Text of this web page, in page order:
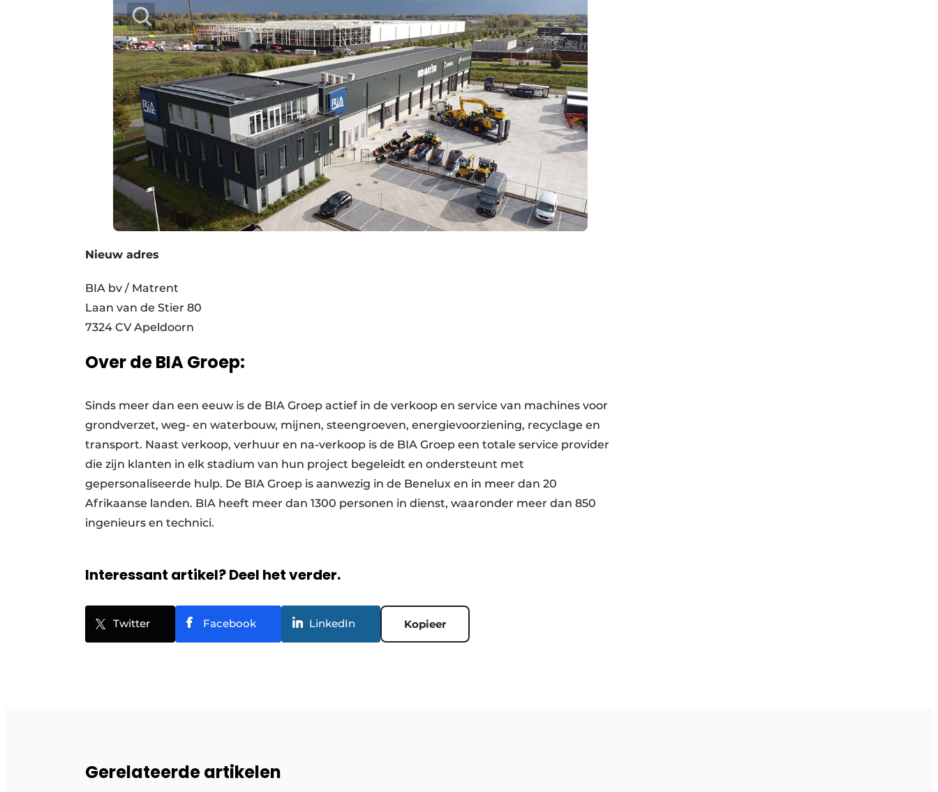
Nieuw adres
BIA bv / Matrent
Laan van de Stier 80
7324 CV Apeldoorn
Over de BIA Groep:
Sinds meer dan een eeuw is de BIA Groep actief in de verkoop en service van machines voor
grondverzet, weg- en waterbouw, mijnen, steengroeven, energievoorziening, recyclage en
transport. Naast verkoop, verhuur en na-verkoop is de BIA Groep een totale service provider
die zijn klanten in elk stadium van hun project begeleidt en ondersteunt met
gepersonaliseerde hulp. De BIA Groep is aanwezig in de Benelux en in meer dan 20
Afrikaanse landen. BIA heeft meer dan 1300 personen in dienst, waaronder meer dan 850
ingenieurs en technici.
Interessant artikel? Deel het verder.
Twitter Facebook LinkedIn Kopieer
Gerelateerde artikelen